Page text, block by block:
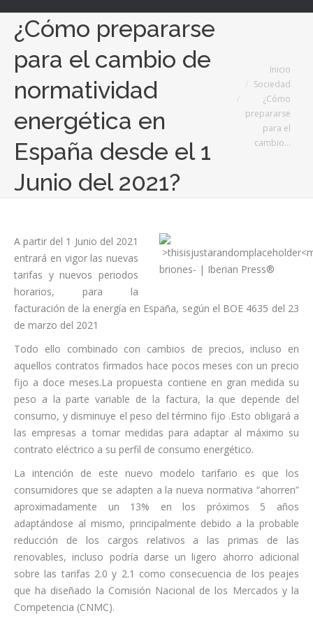
¿Cómo prepararse
para el cambio de
normatividad
energética en
España desde el 1
Junio del 2021?
Estás aquí:Inicio
Sociedad
¿Cómo
prepararse
para el
cambio…
A partir del 1 Junio del 2021
entrará en vigor las nuevas
tarifas y nuevos periodos
horarios, para la
facturación de la energía en España, según el BOE 4635 del 23
de marzo del 2021
Todo ello combinado con cambios de precios, incluso en
aquellos contratos firmados hace pocos meses con un precio
fijo a doce meses.La propuesta contiene en gran medida su
peso a la parte variable de la factura, la que depende del
consumo, y disminuye el peso del término fijo .Esto obligará a
las empresas a tomar medidas para adaptar al máximo su
contrato eléctrico a su perfil de consumo energético.
La intención de este nuevo modelo tarifario es que los
consumidores que se adapten a la nueva normativa “ahorren”
aproximadamente un 13% en los próximos 5 años
adaptándose al mismo, principalmente debido a la probable
reducción de los cargos relativos a las primas de las
renovables, incluso podría darse un ligero ahorro adicional
sobre las tarifas 2.0 y 2.1 como consecuencia de los peajes
que ha diseñado la Comisión Nacional de los Mercados y la
Competencia (CNMC).